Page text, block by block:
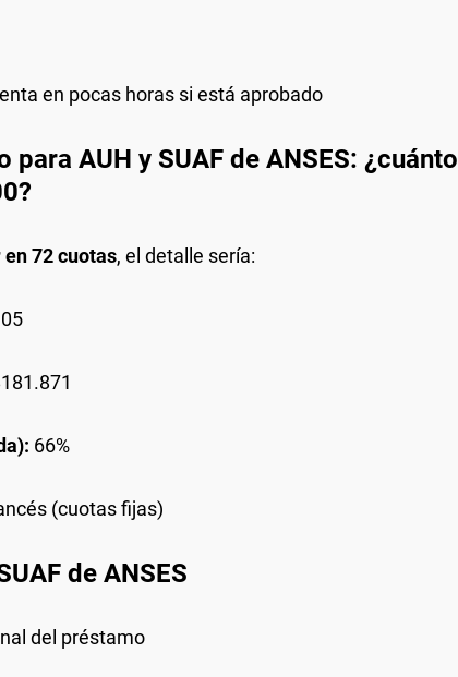
en pocas horas si está aprobado
AUH y SUAF de ANSES: ¿cuánto
72 cuotas, el detalle sería:
66%
(cuotas fijas)
de ANSES
del préstamo